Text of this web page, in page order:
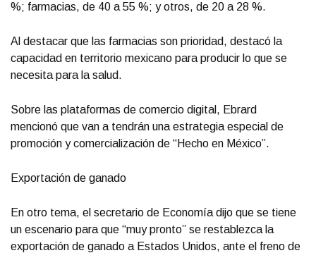
%; farmacias, de 40 a 55 %; y otros, de 20 a 28 %.
Al destacar que las farmacias son prioridad, destacó la
capacidad en territorio mexicano para producir lo que se
necesita para la salud.
Sobre las plataformas de comercio digital, Ebrard
mencionó que van a tendrán una estrategia especial de
promoción y comercialización de “Hecho en México”.
Exportación de ganado
En otro tema, el secretario de Economía dijo que se tiene
un escenario para que “muy pronto” se restablezca la
exportación de ganado a Estados Unidos, ante el freno de